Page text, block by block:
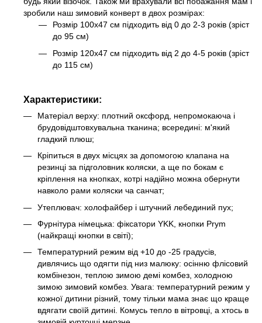
зробили наш зимовий конверт в двох розмірах:
Розмір 100х47 см підходить від 0 до 2-3 років (зріст
до 95 см)
Розмір 120х47 см підходить від 2 до 4-5 років (зріст
до 115 см)
Характеристики:
Матеріал верху: плотний оксфорд, непромокаюча і
брудовідштовхувальна тканина; всередині: м'який
гладкий плюш;
Кріпиться в двух місцях за допомогою клапана на
резинці за підголовник коляски, а ще по бокам є
кріплення на кнопках, котрі надійно можна обернути
навколо рами коляски ча санчат;
Утеплювач: холофайбер і штучний лебединий пух;
Фурнітура німецька: фіксатори YKK, кнопки Prym
(найкращі кнопки в світі);
Температурний режим від +10 до -25 градусів,
дивлячись що одягти під низ малюку: осінню флісовий
комбінезон, теплою зимою демі комбез, холодною
зимою зимовий комбез. Увага: температурний режим у
кожної дитини різний, тому тільки мама знає що краще
вдягати своїй дитині. Комусь тепло в вітровці, а хтось в